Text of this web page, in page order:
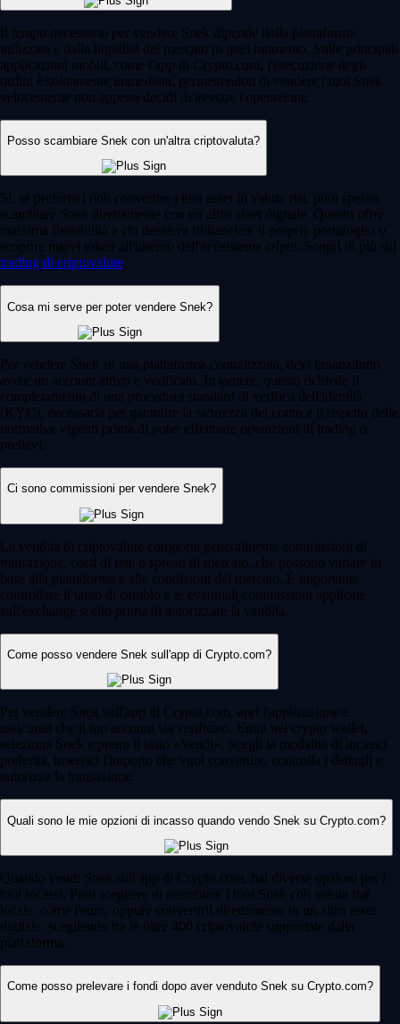
Il tempo necessario per vendere Snek dipende dalla piattaforma
utilizzata e dalla liquidità del mercato in quel momento. Sulle principali
applicazioni mobili, come l'app di Crypto.com, l'esecuzione degli
ordini è solitamente immediata, permettendoti di vendere i tuoi Snek
velocemente non appena decidi di avviare l'operazione.
Posso scambiare Snek con un'altra criptovaluta?
Sì, se preferisci non convertire i tuoi asset in valuta fiat, puoi spesso
scambiare Snek direttamente con un altro asset digitale. Questo offre
massima flessibilità a chi desidera ribilanciare il proprio portafoglio o
scoprire nuovi token all'interno dell'ecosistema cripto. Scopri di più sul
trading di criptovalute
Cosa mi serve per poter vendere Snek?
Per vendere Snek su una piattaforma centralizzata, devi innanzitutto
avere un account attivo e verificato. In genere, questo richiede il
completamento di una procedura standard di verifica dell'identità
(KYC), necessaria per garantire la sicurezza del conto e il rispetto delle
normative vigenti prima di poter effettuare operazioni di trading o
prelievi.
Ci sono commissioni per vendere Snek?
La vendita di criptovalute comporta generalmente commissioni di
transazione, costi di rete o spread di mercato, che possono variare in
base alla piattaforma e alle condizioni del mercato. È importante
controllare il tasso di cambio e le eventuali commissioni applicate
sull'exchange scelto prima di autorizzare la vendita.
Come posso vendere Snek sull'app di Crypto.com?
Per vendere Snek sull'app di Crypto.com, apri l'applicazione e
assicurati che il tuo account sia verificato. Entra nel crypto wallet,
seleziona Snek e premi il tasto «Vendi». Scegli la modalità di incasso
preferita, inserisci l'importo che vuoi convertire, controlla i dettagli e
autorizza la transazione.
Quali sono le mie opzioni di incasso quando vendo Snek su Crypto.com?
Quando vendi Snek sull'app di Crypto.com, hai diverse opzioni per i
tuoi incassi. Puoi scegliere di scambiare i tuoi Snek con valuta fiat
locale, come l'euro, oppure convertirli direttamente in un altro asset
digitale, scegliendo tra le oltre 400 criptovalute supportate dalla
piattaforma.
Come posso prelevare i fondi dopo aver venduto Snek su Crypto.com?